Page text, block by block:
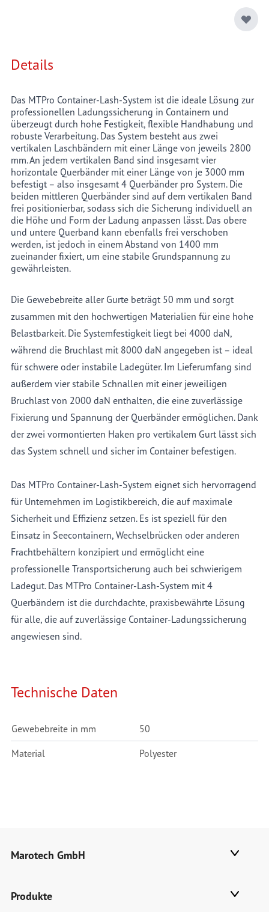
Details
Das MTPro Container-Lash-System ist die ideale Lösung zur
professionellen Ladungssicherung in Containern und
überzeugt durch hohe Festigkeit, flexible Handhabung und
robuste Verarbeitung. Das System besteht aus zwei
vertikalen Laschbändern mit einer Länge von jeweils 2800
mm. An jedem vertikalen Band sind insgesamt vier
horizontale Querbänder mit einer Länge von je 3000 mm
befestigt – also insgesamt 4 Querbänder pro System. Die
beiden mittleren Querbänder sind auf dem vertikalen Band
frei positionierbar, sodass sich die Sicherung individuell an
die Höhe und Form der Ladung anpassen lässt. Das obere
und untere Querband kann ebenfalls frei verschoben
werden, ist jedoch in einem Abstand von 1400 mm
zueinander fixiert, um eine stabile Grundspannung zu
gewährleisten.
Die Gewebebreite aller Gurte beträgt 50 mm und sorgt
zusammen mit den hochwertigen Materialien für eine hohe
Belastbarkeit. Die Systemfestigkeit liegt bei 4000 daN,
während die Bruchlast mit 8000 daN angegeben ist – ideal
für schwere oder instabile Ladegüter. Im Lieferumfang sind
außerdem vier stabile Schnallen mit einer jeweiligen
Bruchlast von 2000 daN enthalten, die eine zuverlässige
Fixierung und Spannung der Querbänder ermöglichen. Dank
der zwei vormontierten Haken pro vertikalem Gurt lässt sich
das System schnell und sicher im Container befestigen.
Das MTPro Container-Lash-System eignet sich hervorragend
für Unternehmen im Logistikbereich, die auf maximale
Sicherheit und Effizienz setzen. Es ist speziell für den
Einsatz in Seecontainern, Wechselbrücken oder anderen
Frachtbehältern konzipiert und ermöglicht eine
professionelle Transportsicherung auch bei schwierigem
Ladegut. Das MTPro Container-Lash-System mit 4
Querbändern ist die durchdachte, praxisbewährte Lösung
für alle, die auf zuverlässige Container-Ladungssicherung
angewiesen sind.
Technische Daten
Gewebebreite in mm 50
Material Polyester
Marotech GmbH
Produkte